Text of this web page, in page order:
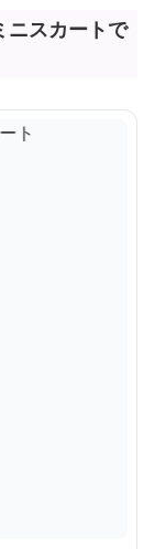
ニスカートで